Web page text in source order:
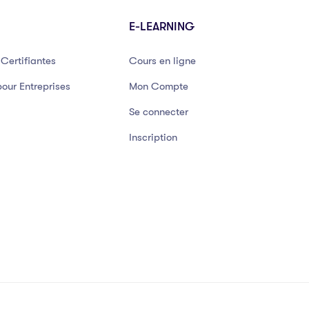
Entreprises
E-LEARNING
Cours en ligne
Mon Compte
Se connecter
Inscription